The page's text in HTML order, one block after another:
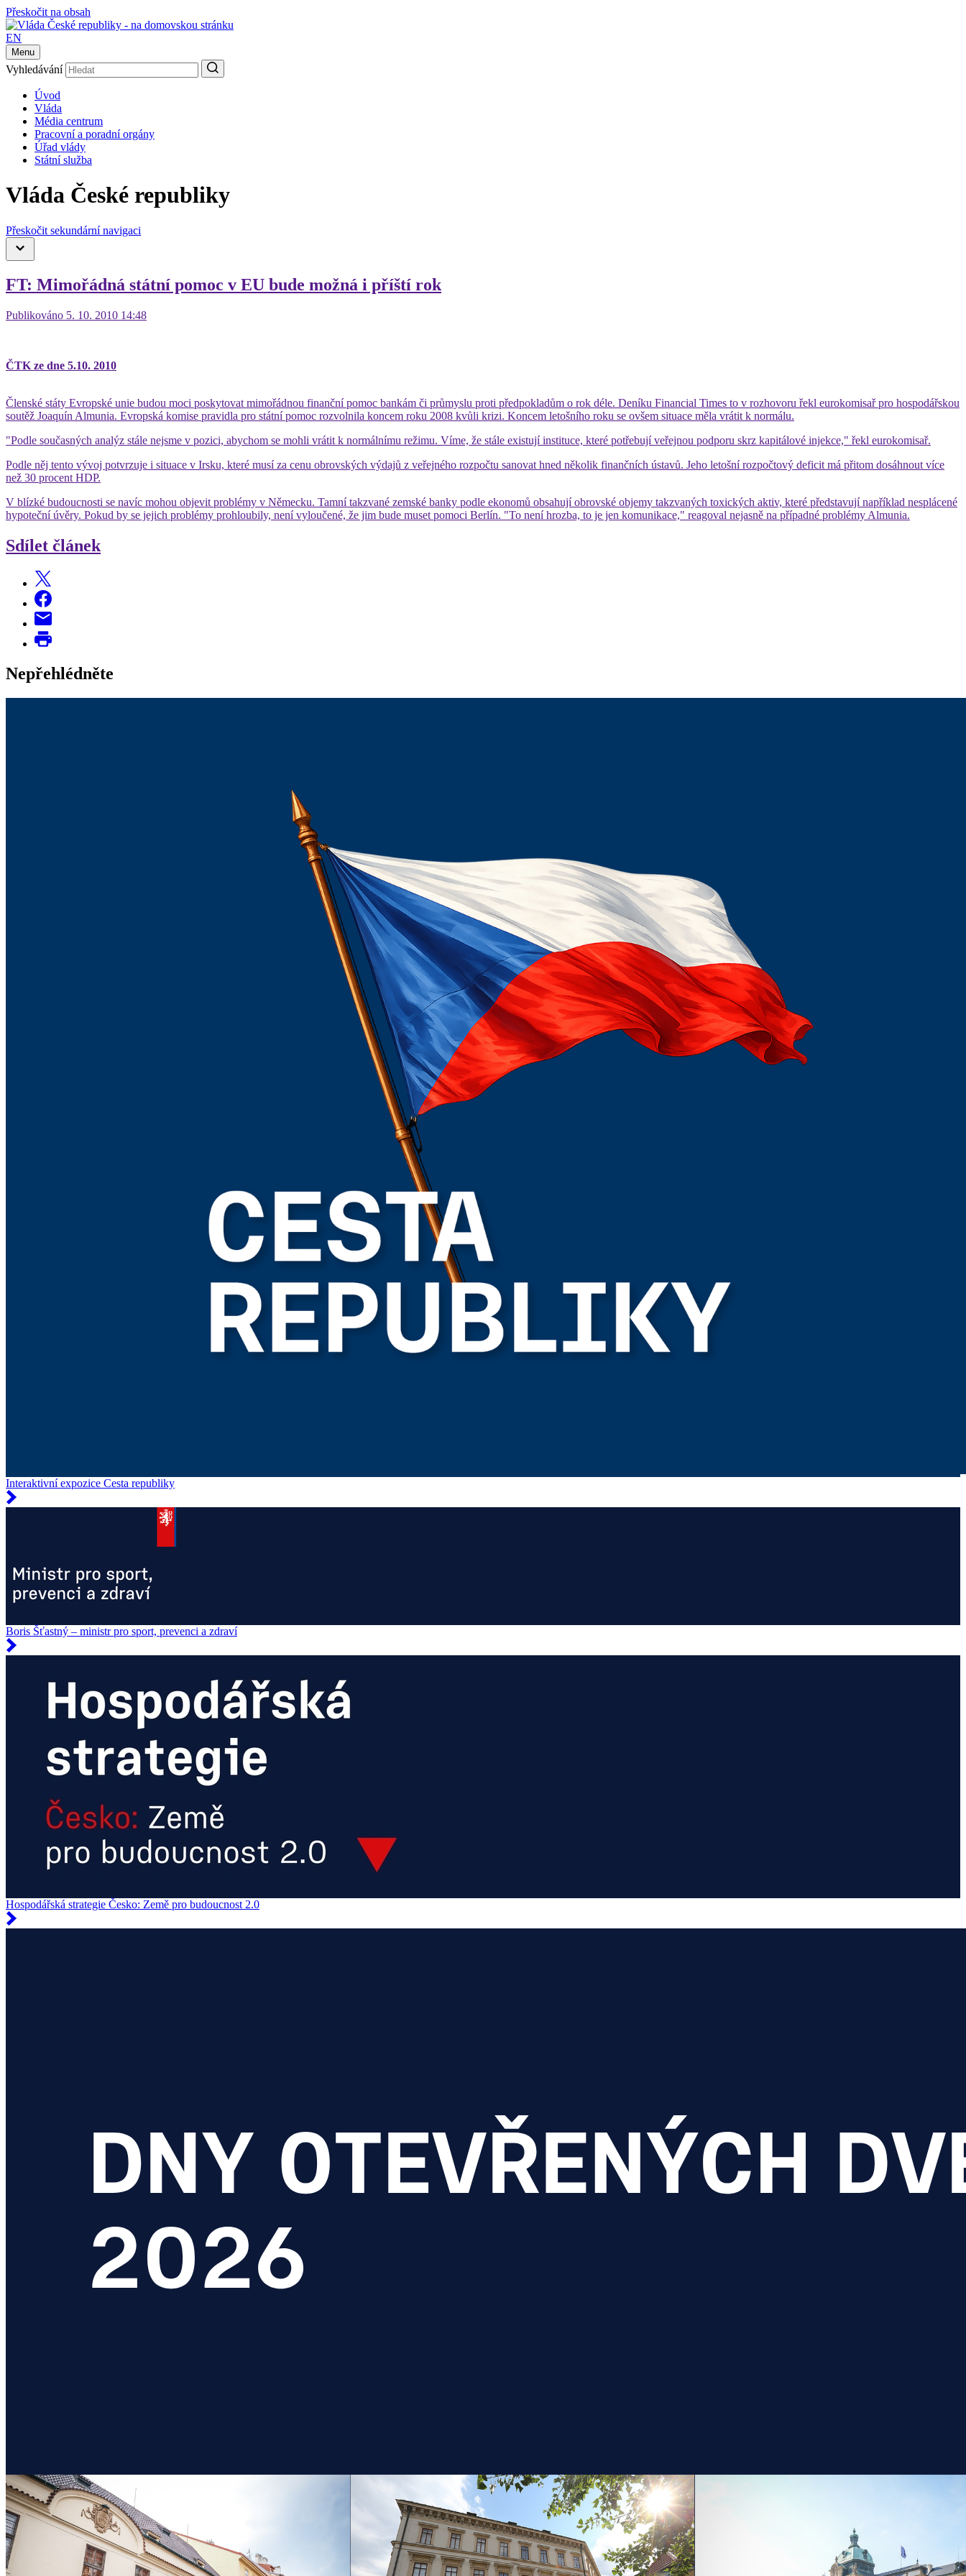
Přeskočit na obsah
EN
Menu
Vyhledávání
Úvod
Vláda
Média centrum
Pracovní a poradní orgány
Úřad vlády
Státní služba
Vláda České republiky
Přeskočit sekundární navigaci
FT: Mimořádná státní pomoc v EU bude možná i příští rok
Publikováno 5. 10. 2010 14:48
ČTK ze dne 5.10. 2010
Členské státy Evropské unie budou moci poskytovat mimořádnou finanční pomoc bankám či průmyslu proti předpokladům o rok déle. Deníku Financial Times to v rozhovoru řekl eurokomisař pro hospodářskou
soutěž Joaquín Almunia. Evropská komise pravidla pro státní pomoc rozvolnila koncem roku 2008 kvůli krizi. Koncem letošního roku se ovšem situace měla vrátit k normálu.
"Podle současných analýz stále nejsme v pozici, abychom se mohli vrátit k normálnímu režimu. Víme, že stále existují instituce, které potřebují veřejnou podporu skrz kapitálové injekce," řekl eurokomisař.
Podle něj tento vývoj potvrzuje i situace v Irsku, které musí za cenu obrovských výdajů z veřejného rozpočtu sanovat hned několik finančních ústavů. Jeho letošní rozpočtový deficit má přitom dosáhnout více
než 30 procent HDP.
V blízké budoucnosti se navíc mohou objevit problémy v Německu. Tamní takzvané zemské banky podle ekonomů obsahují obrovské objemy takzvaných toxických aktiv, které představují například nesplácené
hypoteční úvěry. Pokud by se jejich problémy prohloubily, není vyloučené, že jim bude muset pomoci Berlín. "To není hrozba, to je jen komunikace," reagoval nejasně na případné problémy Almunia.
Sdílet článek
Nepřehlédněte
Interaktivní expozice Cesta republiky
Boris Šťastný – ministr pro sport, prevenci a zdraví
Hospodářská strategie Česko: Země pro budoucnost 2.0